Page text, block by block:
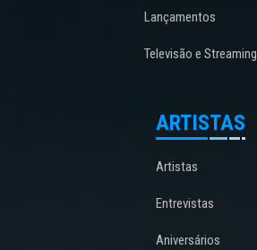
Lançamentos
Televisão e Streaming
ARTISTAS
Artistas
Entrevistas
Aniversários